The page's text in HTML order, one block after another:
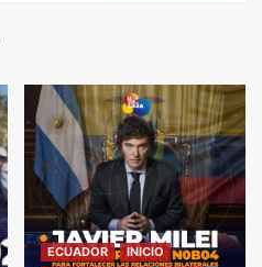
ECUADOR
INICIO